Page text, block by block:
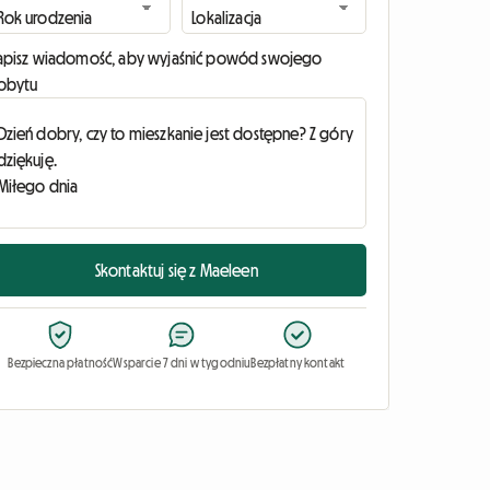
wiadomość, aby wyjaśnić powód swojego
Skontaktuj się z Maeleen
Bezpieczna płatnośćWsparcie 7 dni w tygodniuBezpłatny kontakt